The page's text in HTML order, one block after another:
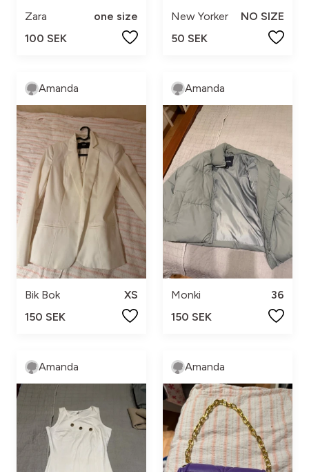
Zara
one size
100 SEK
New Yorker
NO SIZE
50 SEK
Amanda
Bik Bok
XS
150 SEK
Amanda
Monki
36
150 SEK
Amanda Amanda